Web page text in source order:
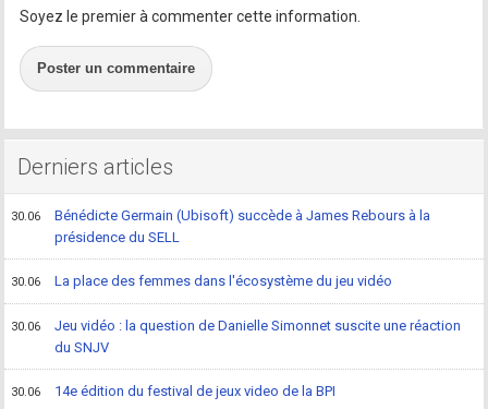
Soyez le premier à commenter cette information.
Poster un commentaire
Derniers articles
30.06
Bénédicte Germain (Ubisoft) succède à James Rebours à la
présidence du SELL
30.06 La place des femmes dans l'écosystème du jeu vidéo
30.06
Jeu vidéo : la question de Danielle Simonnet suscite une réaction
du SNJV
30.06 14e édition du festival de jeux video de la BPI